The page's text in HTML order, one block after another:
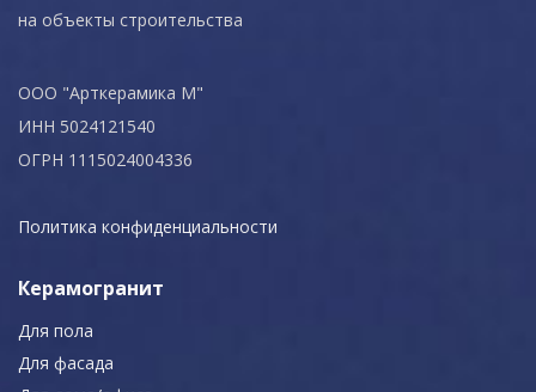
на объекты строительства
ООО "Арткерамика М"
ИНН 5024121540
ОГРН 1115024004336
Политика конфиденциальности
Керамогранит
Для пола
Для фасада